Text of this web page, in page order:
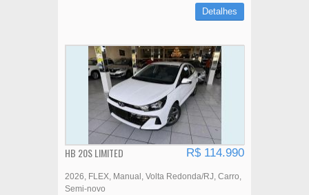
Detalhes
HB 20S LIMITED R$ 114.990
2026 FLEX Manual Volta Redonda/RJ Carro
Semi-novo